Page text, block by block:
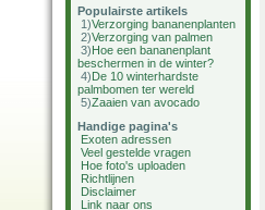
Populairste artikels
1)Verzorging bananenplanten
2)Verzorging van palmen
3)Hoe een bananenplant
beschermen in de winter?
4)De 10 winterhardste
palmbomen ter wereld
5)Zaaien van avocado
Handige pagina's
Exoten adressen
Veel gestelde vragen
Hoe foto's uploaden
Richtlijnen
Disclaimer
Link naar ons